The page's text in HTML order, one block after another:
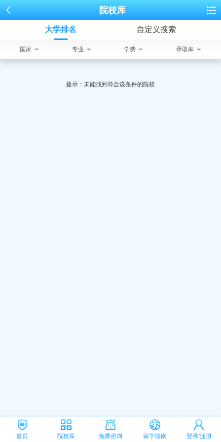
院校库
大学排名 自定义搜索
国家 专业 学费 录取率
提示：未能找到符合该条件的院校
首页 院校库 免费咨询 留学指南 登录/注册